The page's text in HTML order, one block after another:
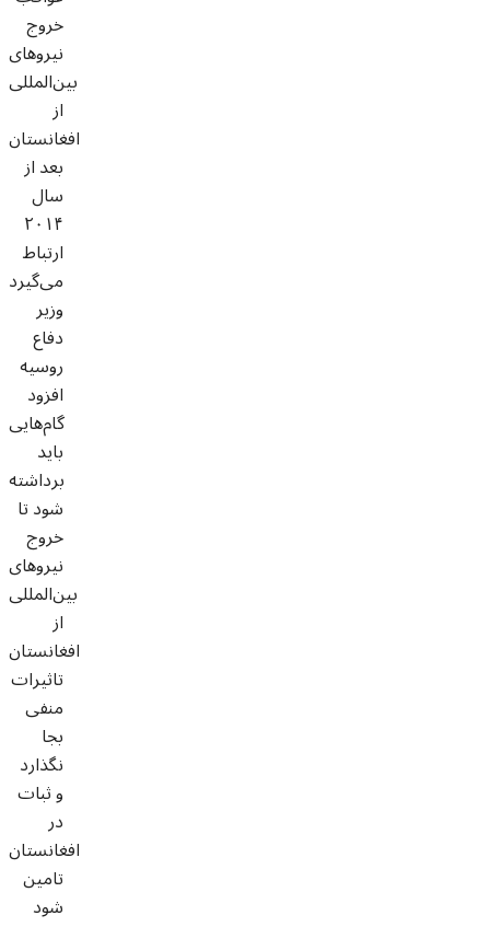
خروج
نیروهای
بین‌المللی
از
افغانستان
بعد از
سال
۲۰۱۴
ارتباط
می‌گیرد
وزیر
دفاع
روسیه
افزود
گام‌هایی
باید
برداشته
شود تا
خروج
نیروهای
بین‌المللی
از
افغانستان
تاثیرات
منفی
بجا
نگذارد
و ثبات
در
افغانستان
تامین
شود